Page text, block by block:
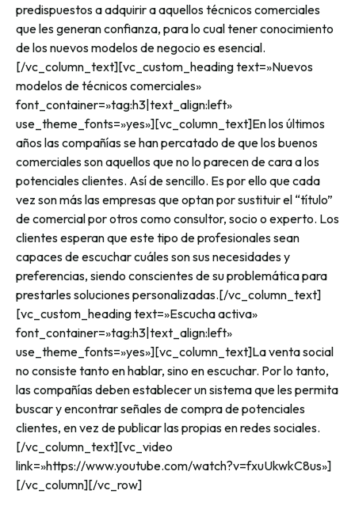
predispuestos a adquirir a aquellos técnicos comerciales
que les generan confianza, para lo cual tener conocimiento
de los nuevos modelos de negocio es esencial.
[/vc_column_text][vc_custom_heading text=»Nuevos
modelos de técnicos comerciales»
font_container=»tag:h3|text_align:left»
use_theme_fonts=»yes»][vc_column_text]En los últimos
años las compañías se han percatado de que los buenos
comerciales son aquellos que no lo parecen de cara a los
potenciales clientes. Así de sencillo. Es por ello que cada
vez son más las empresas que optan por sustituir el “título”
de comercial por otros como consultor, socio o experto. Los
clientes esperan que este tipo de profesionales sean
capaces de escuchar cuáles son sus necesidades y
preferencias, siendo conscientes de su problemática para
prestarles soluciones personalizadas.[/vc_column_text]
[vc_custom_heading text=»Escucha activa»
font_container=»tag:h3|text_align:left»
use_theme_fonts=»yes»][vc_column_text]La venta social
no consiste tanto en hablar, sino en escuchar. Por lo tanto,
las compañías deben establecer un sistema que les permita
buscar y encontrar señales de compra de potenciales
clientes, en vez de publicar las propias en redes sociales.
[/vc_column_text][vc_video
link=»https://www.youtube.com/watch?v=fxuUkwkC8us»]
[/vc_column][/vc_row]